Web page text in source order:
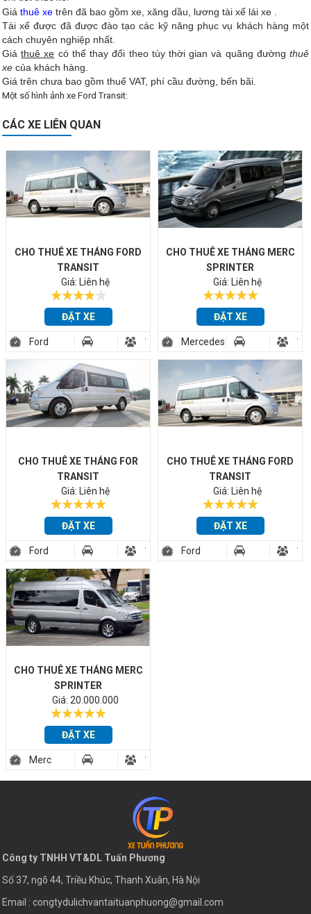
Giá thuê xe trên đã bao gồm xe, xăng dầu, lương tài xế lái xe .
Tài xế được đã được đào tạo các kỹ năng phục vụ khách hàng một
cách chuyên nghiệp nhất.
Giáthuê xe có thể thay đổi theo tùy thời gian và quãng đườngthuê
xe của khách hàng.
Giá trên chưa bao gồm thuế VAT, phí cầu đường, bến bãi.
​Một số hình ảnh xe Ford Transit:
CÁC XE LIÊN QUAN
CHO THUÊ XE THÁNG FORD
TRANSIT
Giá: Liên hệ
ĐẶT XE
Ford
16
CHO THUÊ XE THÁNG MERC
SPRINTER
Giá: Liên hệ
ĐẶT XE
Mercedes 16
CHO THUÊ XE THÁNG FOR
TRANSIT
Giá: Liên hệ
ĐẶT XE
Ford 16
CHO THUÊ XE THÁNG FORD
TRANSIT
Giá: Liên hệ
ĐẶT XE
Ford 16
CHO THUÊ XE THÁNG MERC
SPRINTER
Giá: 20.000.000
ĐẶT XE
Merc
16
Công ty TNHH VT&DL Tuấn Phương
Số 37, ngõ 44, Triều Khúc, Thanh Xuân, Hà Nội
Email : congtydulichvantaituanphuong@gmail.com